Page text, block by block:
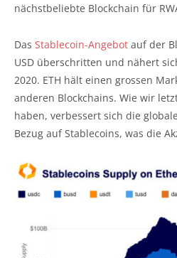
nächstbeliebte Blockchain für
Das Stablecoin-Angebot auf der
USD überschritten und nähert
2020. ETH hält einen grossen
anderen Blockchains. Wie wir
haben, verbessert sich die
Bezug auf Stablecoins, was die